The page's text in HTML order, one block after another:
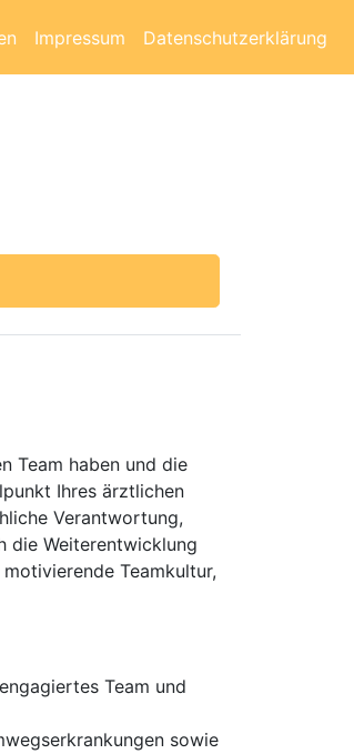
Impressum Datenschutzerklärung
Team haben und die
Ihres ärztlichen
Verantwortung,
die Weiterentwicklung
Teamkultur,
Team und
sowie